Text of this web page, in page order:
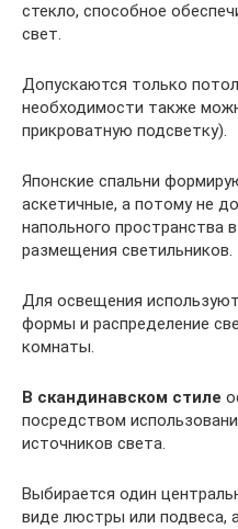
стекло, способное
свет.
Допускаются только
необходимости также
прикроватную подсветку).
Японские спальни
аскетичные, а потому не
напольного пространства
размещения светильников.
Для освещения
формы и распределение
комнаты.
В скандинавском стиле
посредством
источников света.
Выбирается один
виде люстры или подвеса,